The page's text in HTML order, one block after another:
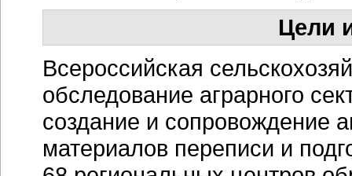
Цели
Всероссийская
обследование аграрного
создание и сопровождение
материалов переписи и